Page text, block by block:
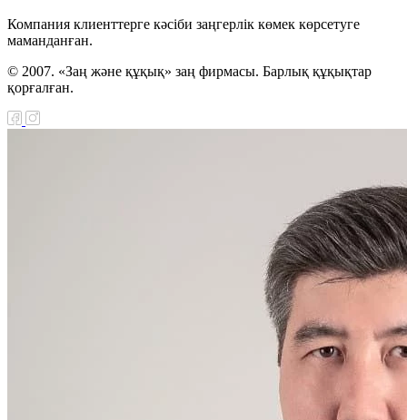
Компания клиенттерге кәсіби заңгерлік көмек көрсетуге
маманданған.
© 2007. «Заң және құқық» заң фирмасы. Барлық құқықтар
қорғалған.